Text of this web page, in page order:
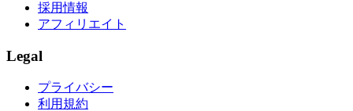
採用情報
アフィリエイト
Legal
プライバシー
利用規約